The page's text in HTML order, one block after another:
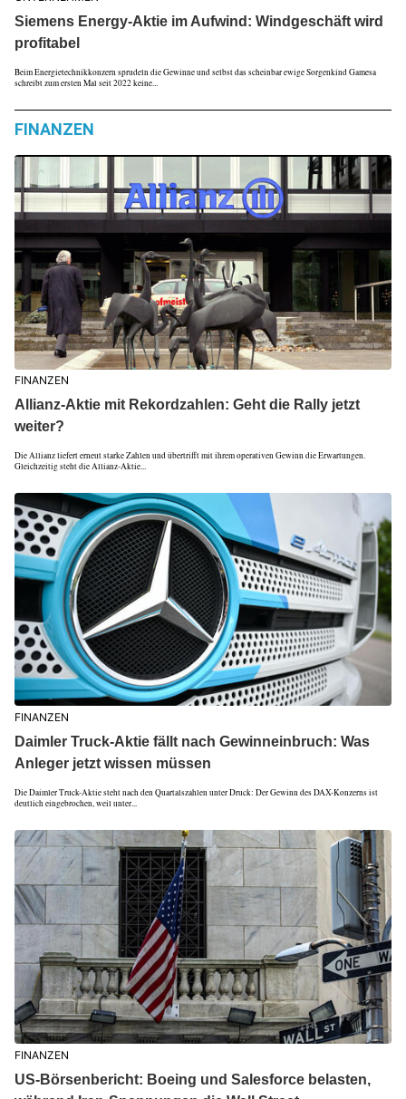
Siemens Energy-Aktie im Aufwind: Windgeschäft wird
profitabel
Beim Energietechnikkonzern sprudeln die Gewinne und selbst das scheinbar ewige Sorgenkind Gamesa
schreibt zum ersten Mal seit 2022 keine...
FINANZEN
FINANZEN
Allianz-Aktie mit Rekordzahlen: Geht die Rally jetzt
weiter?
Die Allianz liefert erneut starke Zahlen und übertrifft mit ihrem operativen Gewinn die Erwartungen.
Gleichzeitig steht die Allianz-Aktie...
FINANZEN
Daimler Truck-Aktie fällt nach Gewinneinbruch: Was
Anleger jetzt wissen müssen
Die Daimler Truck-Aktie steht nach den Quartalszahlen unter Druck: Der Gewinn des DAX-Konzerns ist
deutlich eingebrochen, weil unter...
FINANZEN
US-Börsenbericht: Boeing und Salesforce belasten,